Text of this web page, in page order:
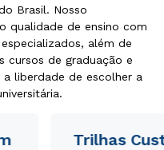
Brasil. Nosso
qualidade de ensino com
além de
cursos de graduação e
liberdade de escolher a
Trilhas